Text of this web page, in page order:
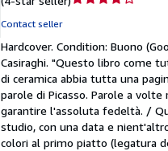
out
of
5
stars
Contact seller
Hardcover. Condition: Buono
Casiraghi. "Questo libro come
di ceramica abbia tutta una
parole di Picasso. Parole a
garantire l'assoluta fedeltà. /
studio, con una data e
colori al primo piatto (legatura